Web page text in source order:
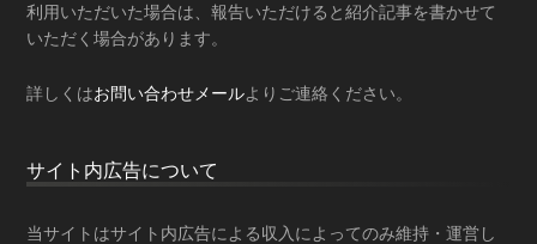
利用いただいた場合は、報告いただけると紹介記事を書かせて
いただく場合があります。
詳しくはお問い合わせメールよりご連絡ください。
サイト内広告について
当サイトはサイト内広告による収入によってのみ維持・運営し